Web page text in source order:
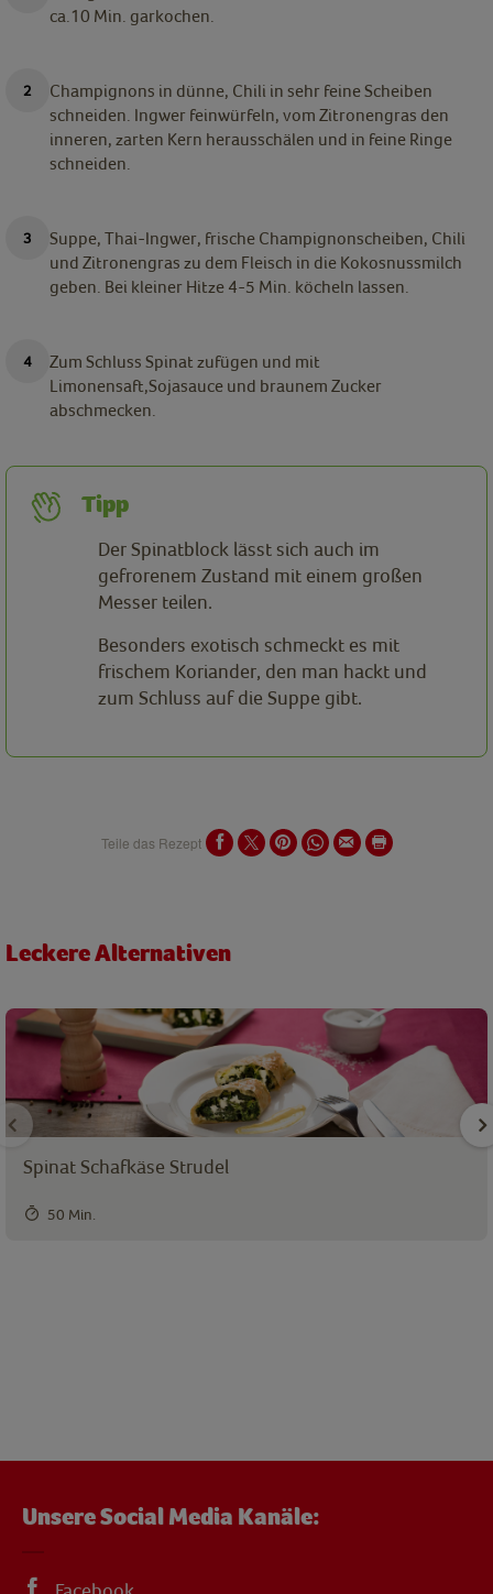
ca.10 Min. garkochen.
Champignons in dünne, Chili in sehr feine Scheiben
schneiden. Ingwer feinwürfeln, vom Zitronengras den
inneren, zarten Kern herausschälen und in feine Ringe
schneiden.
Suppe, Thai-Ingwer, frische Champignonscheiben, Chili
und Zitronengras zu dem Fleisch in die Kokosnussmilch
geben. Bei kleiner Hitze 4-5 Min. köcheln lassen.
Zum Schluss Spinat zufügen und mit
Limonensaft,Sojasauce und braunem Zucker
abschmecken.
Tipp
Der Spinatblock lässt sich auch im
gefrorenem Zustand mit einem großen
Messer teilen.
Besonders exotisch schmeckt es mit
frischem Koriander, den man hackt und
zum Schluss auf die Suppe gibt.
Teile das Rezept
Leckere Alternativen
Spinat Schafkäse Strudel
50 Min.
Unsere Social Media Kanäle: